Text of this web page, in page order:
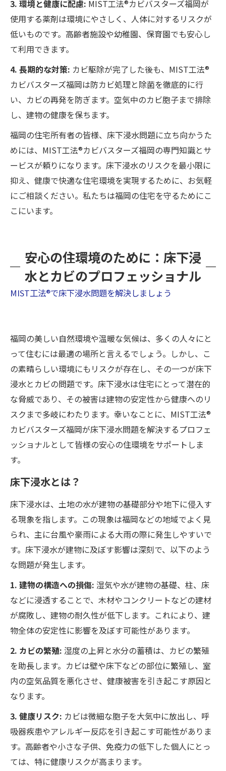
3. 環境と健康に配慮: MIST工法®カビバスターズ福岡が
使用する薬剤は環境にやさしく、人体に対するリスクが
低いものです。高齢者施設や幼稚園、保育園でも安心し
て利用できます。
4. 長期的な対策: カビ駆除が完了した後も、MIST工法®
カビバスターズ福岡は防カビ処理と除菌を徹底的に行
い、カビの再発を防ぎます。空気中のカビ胞子まで排除
し、建物の健康を保ちます。
福岡の住宅所有者の皆様、床下浸水問題に立ち向かうた
めには、MIST工法®カビバスターズ福岡の専門知識とサ
ービスが頼りになります。床下浸水のリスクを最小限に
抑え、健康で快適な住宅環境を実現するために、お気軽
にご相談ください。私たちは福岡の住宅を守るためにこ
こにいます。
安心の住環境のために：床下浸
水とカビのプロフェッショナル
MIST工法®で床下浸水問題を解決しましょう
福岡の美しい自然環境や温暖な気候は、多くの人々にと
って住むには最適の場所と言えるでしょう。しかし、こ
の素晴らしい環境にもリスクが存在し、その一つが床下
浸水とカビの問題です。床下浸水は住宅にとって潜在的
な脅威であり、その被害は建物の安定性から健康へのリ
スクまで多岐にわたります。幸いなことに、MIST工法®
カビバスターズ福岡が床下浸水問題を解決するプロフェ
ッショナルとして皆様の安心の住環境をサポートしま
す。
床下浸水とは？
床下浸水は、土地の水が建物の基礎部分や地下に侵入す
る現象を指します。この現象は福岡などの地域でよく見
られ、主に台風や豪雨による大雨の際に発生しやすいで
す。床下浸水が建物に及ぼす影響は深刻で、以下のよう
な問題が発生します。
1. 建物の構造への損傷: 湿気や水が建物の基礎、柱、床
などに浸透することで、木材やコンクリートなどの建材
が腐敗し、建物の耐久性が低下します。これにより、建
物全体の安定性に影響を及ぼす可能性があります。
2. カビの繁殖: 湿度の上昇と水分の蓄積は、カビの繁殖
を助長します。カビは壁や床下などの部位に繁殖し、室
内の空気品質を悪化させ、健康被害を引き起こす原因と
なります。
3. 健康リスク: カビは微細な胞子を大気中に放出し、呼
吸器疾患やアレルギー反応を引き起こす可能性がありま
す。高齢者や小さな子供、免疫力の低下した個人にとっ
ては、特に健康リスクが高まります。